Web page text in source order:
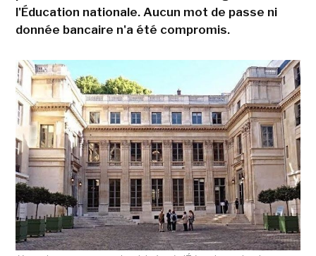
l'Éducation nationale. Aucun mot de passe ni
donnée bancaire n'a été compromis.